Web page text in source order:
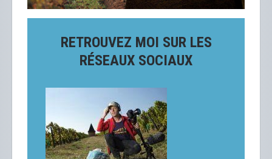
RETROUVEZ MOI SUR LES
RÉSEAUX SOCIAUX